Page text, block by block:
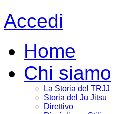
Accedi
Home
Chi siamo
La Storia del TRJJ
Storia del Ju Jitsu
Direttivo